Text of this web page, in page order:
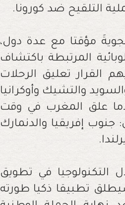
التلقيح ضد كورونا.
مؤقتا مع عدة دول،
المرتبطة باكتشاف
القرار تعليق الرحلات
والتشيك وأوكرانيا
علق المغرب في وقت
جنوب إفريقيا والدنمارك
التكنولوجيا في تطويق
تطبيقا ذكيا طورته